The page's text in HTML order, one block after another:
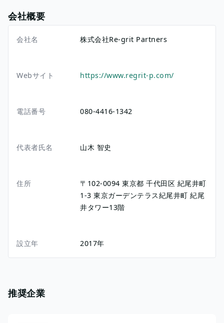
会社概要
会社名 株式会社Re-grit Partners
Webサイト https://www.regrit-p.com/
電話番号 080-4416-1342
代表者氏名 山木 智史
住所 〒102-0094東京都千代田区 紀尾井町
1-3東京ガーデンテラス紀尾井町 紀尾
井タワー13階
設立年 2017年
推奨企業